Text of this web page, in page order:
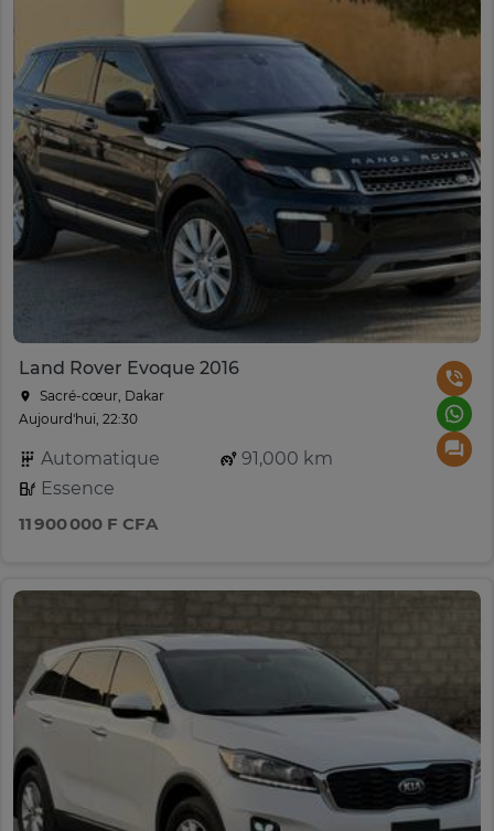
Land Rover Evoque 2016
Sacré-cœur, Dakar
Aujourd'hui, 22:30
Automatique
91,000 km
Essence
11 900 000 F CFA